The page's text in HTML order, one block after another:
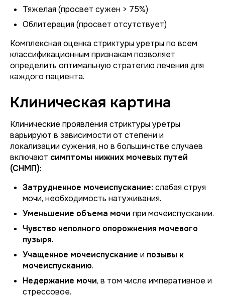
Тяжелая (просвет сужен > 75%)
Облитерация (просвет отсутствует)
Комплексная оценка стриктуры уретры по всем
классификационным признакам позволяет
определить оптимальную стратегию лечения для
каждого пациента.
Клиническая картина
Клинические проявления стриктуры уретры
варьируют в зависимости от степени и
локализации сужения, но в большинстве случаев
включают симптомы нижних мочевых путей
(СНМП):
Затрудненное мочеиспускание: слабая струя
мочи, необходимость натуживания.
Уменьшение объема мочи при мочеиспускании.
Чувство неполного опорожнения мочевого
пузыря.
Учащенное мочеиспускание и позывы к
мочеиспусканию.
Недержание мочи, в том числе императивное и
стрессовое.